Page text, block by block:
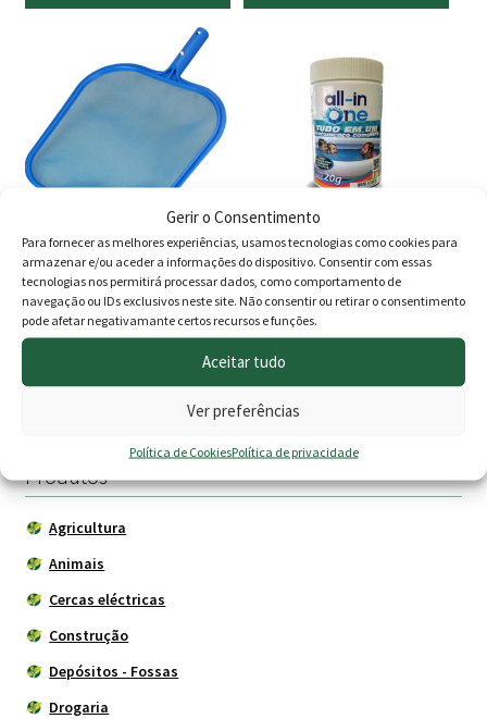
Gerir o Consentimento
Para fornecer as melhores experiências, usamos tecnologias como cookies para
armazenar e/ou aceder a informações do dispositivo. Consentir com essas
tecnologias nos permitirá processar dados, como comportamento de
navegação ou IDs exclusivos neste site. Não consentir ou retirar o consentimento
pode afetar negativamante certos recursos e funções.
Aceitar tudo
Ver preferências
Política de CookiesPolítica de privacidade
original
29.00 €.
atual
22.90 €.
original
era:
21.00 €.
atual
Apanha folhas plano
superfície
9.90€
All-in One tablete 20g
Balde 1kg
12.90
Produtos
Agricultura
Animais
Cercas eléctricas
Construção
Depósitos - Fossas
Drogaria